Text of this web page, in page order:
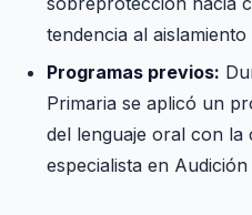
tendencia al
Programas previos:
Primaria se aplicó un
del lenguaje oral con la
especialista en